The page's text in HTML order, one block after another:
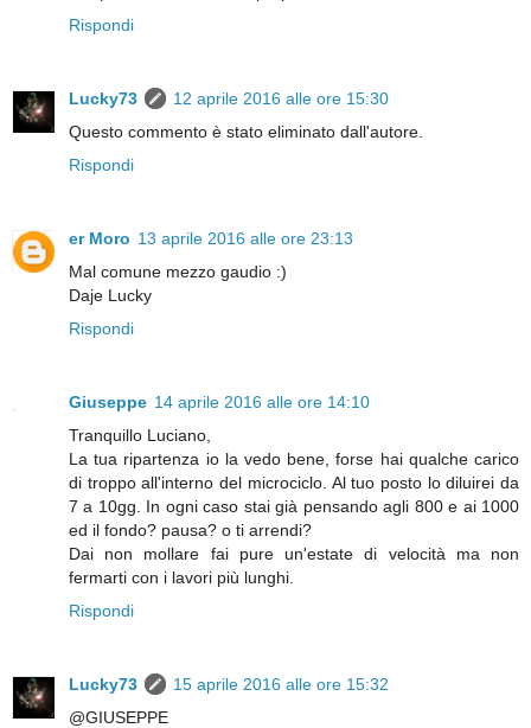
Rispondi
Lucky73
12 aprile 2016 alle ore 15:30
Questo commento è stato eliminato dall'autore.
Rispondi
er Moro 13 aprile 2016 alle ore 23:13
Mal comune mezzo gaudio :)
Daje Lucky
Rispondi
Giuseppe 14 aprile 2016 alle ore 14:10
Tranquillo Luciano,
La tua ripartenza io la vedo bene, forse hai qualche carico
di troppo all'interno del microciclo. Al tuo posto lo diluirei da
7 a 10gg. In ogni caso stai già pensando agli 800 e ai 1000
ed il fondo? pausa? o ti arrendi?
Dai non mollare fai pure un'estate di velocità ma non
fermarti con i lavori più lunghi.
Rispondi
Lucky73
15 aprile 2016 alle ore 15:32
@GIUSEPPE